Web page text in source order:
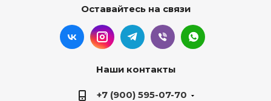
Оставайтесь на связи
Наши контакты
+7 (900) 595-07-70